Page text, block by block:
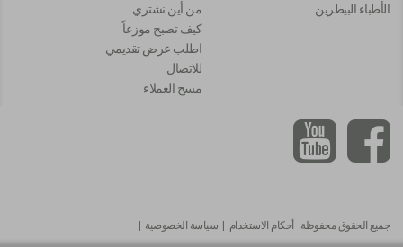
الأطباء البيطرين
من أين نشتري
كيف تصبح موزعاً
اطلب عرض تقديمي
للاتصال
مسح العملاء
جميع الحقوق محفوظة. أحكام الاستخدام | سياسة الخصوصية |